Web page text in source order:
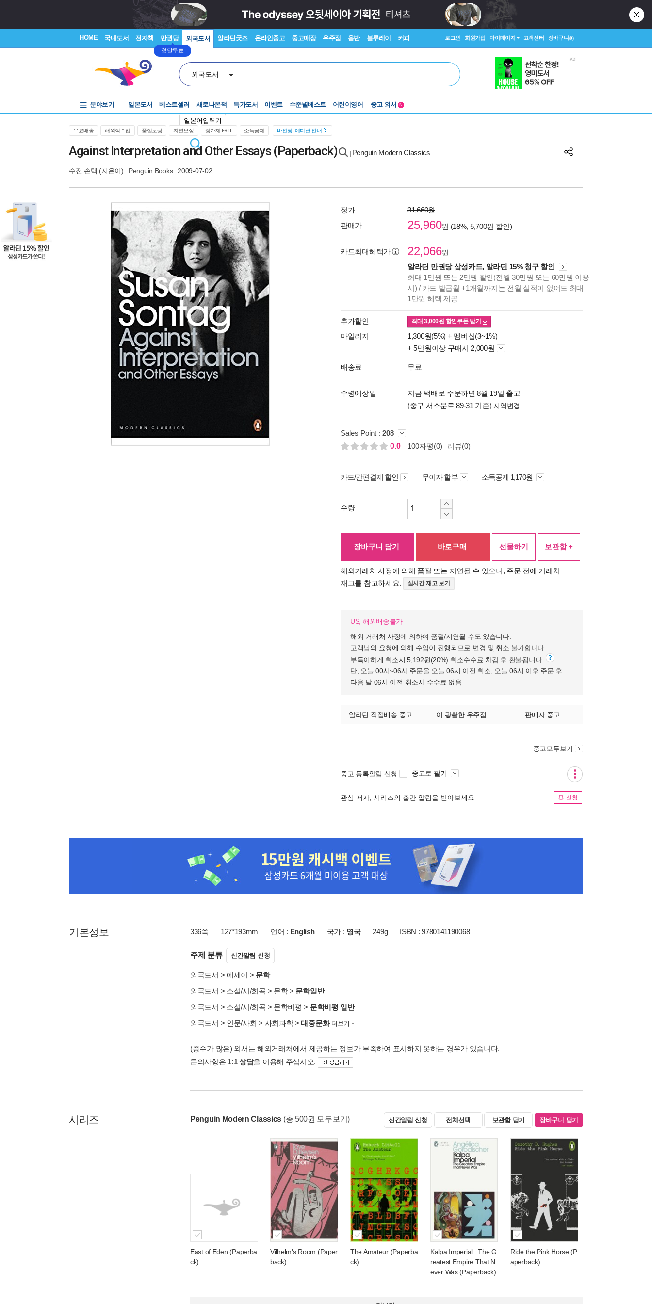
HOME 국내도서 전자책 만권당
첫달무료
외국도서 알라딘굿즈 온라인중고 중고매장 우주점 음반 블루레이 커피 로그인 회원가입 마이페이지 고객센터 장바구니(0)
외국도서
일본어입력기
분야보기 일본도서 베스트셀러 새로나온책 특가도서 이벤트
수준별베스트
수준별베스트
어린이영어
중고 외서
N
무료배송 해외직수입 품절보상 지연보상 정가제 FREE 소득공제 바인딩, 에디션 안내
Against Interpretation and Other Essays (Paperback) Penguin Modern Classics
수전 손택 (지은이) Penguin Books 2009-07-02
정가
31,660원
판매가
25,960원 (18%, 5,700원 할인)
카드최대혜택가 22,066원
알라딘 만권당 삼성카드, 알라딘 15% 청구 할인
최대 1만원 또는 2만원 할인(전월 30만원 또는 60만원 이용
시) / 카드 발급월 +1개월까지는 전월 실적이 없어도 최대
1만원 혜택 제공
추가할인 최대3,000원 할인쿠폰 받기
마일리지 1,300원(5%) + 멤버십(3~1%)
+ 5만원이상 구매시 2,000원
배송료 무료
수령예상일
지금 택배로 주문하면 8월 19일 출고
(중구 서소문로 89-31 기준) 지역변경
Sales Point : 208
0.0
100자평(0) 리뷰(0)
카드/간편결제 할인 무이자 할부 소득공제 1,170원
수량
장바구니 담기 바로구매 선물하기 보관함 +
해외거래처 사정에 의해 품절 또는 지연될 수 있으니, 주문 전에 거래처
재고를 참고하세요.
실시간 재고 보기
US, 해외배송불가
해외 거래처 사정에 의하여 품절/지연될 수도 있습니다.
고객님의 요청에 의해 수입이 진행되므로 변경 및 취소 불가합니다.
부득이하게 취소시 5,192원(20%) 취소수수료 차감 후 환불됩니다.
단, 오늘 00시~06시 주문을 오늘 06시 이전 취소, 오늘 06시 이후 주문 후
다음 날 06시 이전 취소시 수수료 없음
알라딘 직접배송 중고 이 광활한 우주점 판매자 중고
- - -
중고모두보기
중고 등록알림 신청 중고로 팔기
관심 저자, 시리즈의 출간 알림을 받아보세요 신청
기본정보 336쪽 127*193mm 언어 : English 국가 : 영국 249g ISBN : 9780141190068
주제 분류 신간알림 신청
외국도서 > 에세이 > 문학
외국도서 > 소설/시/희곡 > 문학> 문학일반
외국도서 > 소설/시/희곡 > 문학비평 > 문학비평 일반
외국도서 > 인문/사회 > 사회과학>대중문화 더보기
(종수가 많은) 외서는 해외거래처에서 제공하는 정보가 부족하여 표시하지 못하는 경우가 있습니다.
문의사항은 1:1 상담을 이용해 주십시오.
시리즈 Penguin Modern Classics (총 500권 모두보기) 신간알림 신청 전체선택 보관함 담기 장바구니 담기
East of Eden (Paperba
ck)
Vilhelm's Room (Paper
back)
The Amateur (Paperba
ck)
Kalpa Imperial : The G
reatest Empire That N
ever Was (Paperback)
Ride the Pink Horse (P
aperback)